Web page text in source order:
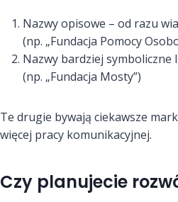
Nazwy opisowe – od razu
(np. „Fundacja Pomocy
Nazwy bardziej symboliczne
(np. „Fundacja Mosty”)
Te drugie bywają ciekawsze
więcej pracy komunikacyjnej.
Czy planujecie